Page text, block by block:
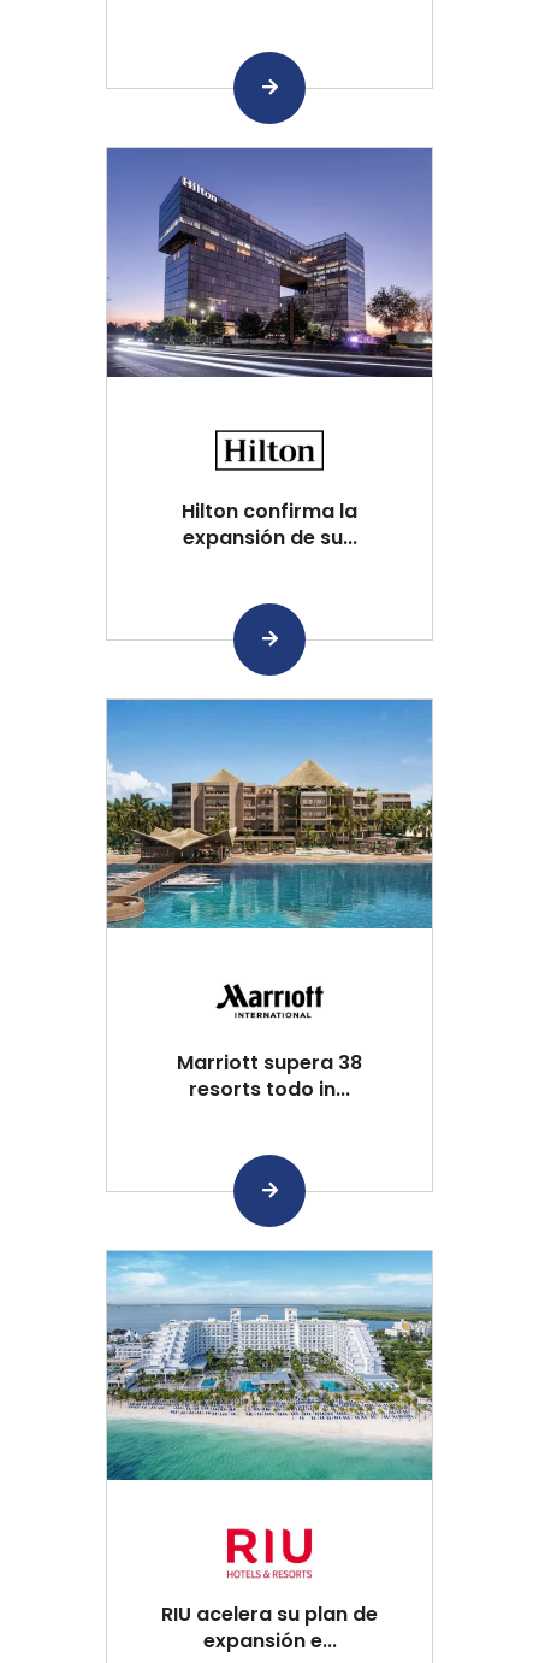
Hilton confirma la
expansión de su...
Marriott supera 38
resorts todo in...
RIU acelera su plan de
expansión e...